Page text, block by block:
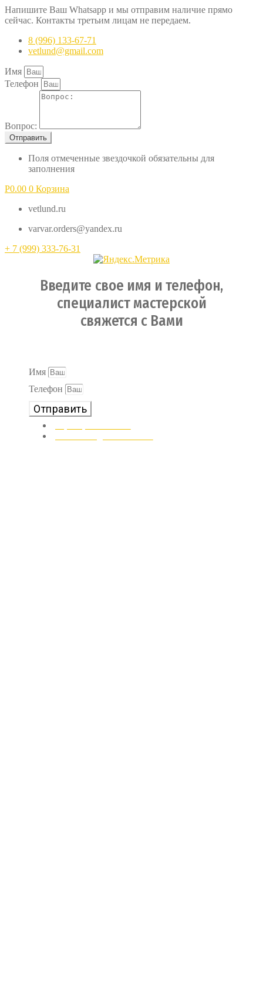
Напишите Ваш Whatsapp и мы отправим наличие прямо
сейчас. Контакты третьим лицам не передаем.
8 (996) 133-67-71
vetlund@gmail.com
Имя
Телефон
Вопрос:
Отправить
Поля отмеченные звездочкой обязательны для
заполнения
Р0.00 0 Корзина
vetlund.ru
varvar.orders@yandex.ru
+ 7 (999) 333-76-31
Введите свое имя и телефон,
специалист мастерской
свяжется с Вами
Имя
Телефон
Отправить